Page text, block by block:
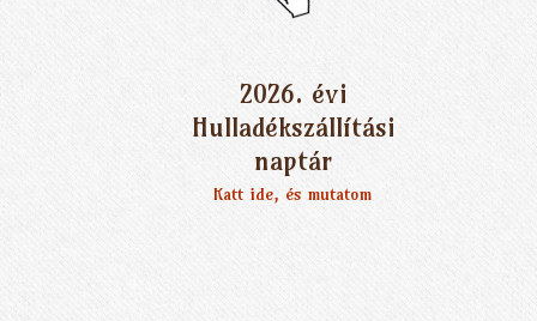
2026. évi
Hulladékszállítási
naptár
Katt ide, és mutatom